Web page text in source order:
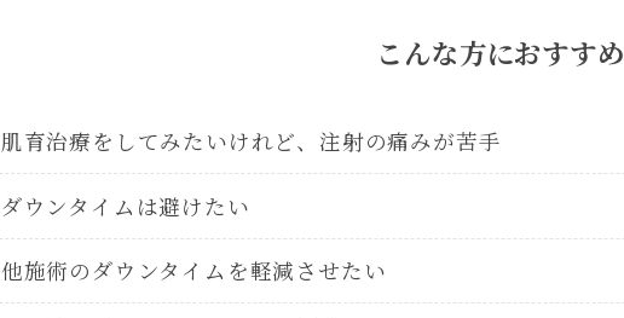
こんな方におすすめ
肌育治療をしてみたいけれど、注射の痛みが苦手
ダウンタイムは避けたい
他施術のダウンタイムを軽減させたい